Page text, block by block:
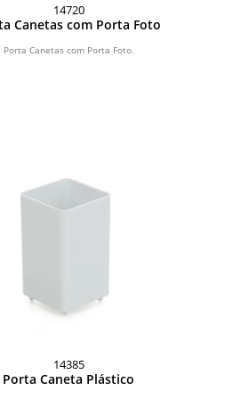
14720
Canetas com Porta Foto
Porta Canetas com Porta Foto.
14385
Porta Caneta Plástico